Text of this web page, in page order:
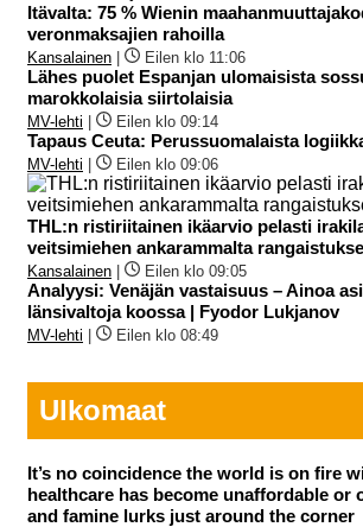
Itävalta: 75 % Wienin
veronmaksajien rahoilla
Kansalainen | Eilen klo 11:06
Lähes puolet Espanjan ulomaisista
marokkolaisia siirtolaisia
MV-lehti | Eilen klo 09:14
Tapaus Ceuta: Perussuomalaista
MV-lehti | Eilen klo 09:06
THL:n ristiriitainen ikäarvio pelasti
veitsimiehen ankarammalta
Kansalainen | Eilen klo 09:05
Analyysi: Venäjän vastaisuus – Ainoa
länsivaltoja koossa | Fyodor Lukjanov
MV-lehti | Eilen klo 08:49
Ulkomaat
It’s no coincidence the world is on fire
healthcare has become unaffordable or
and famine lurks just around the corner